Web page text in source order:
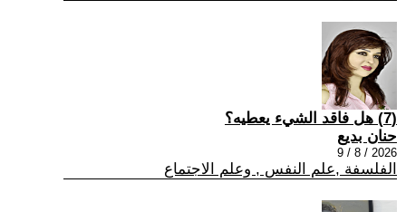
(7) هل فاقد الشيء يعطيه؟
حنان بديع
2026 / 8 / 9
الفلسفة ,علم النفس , وعلم الاجتماع